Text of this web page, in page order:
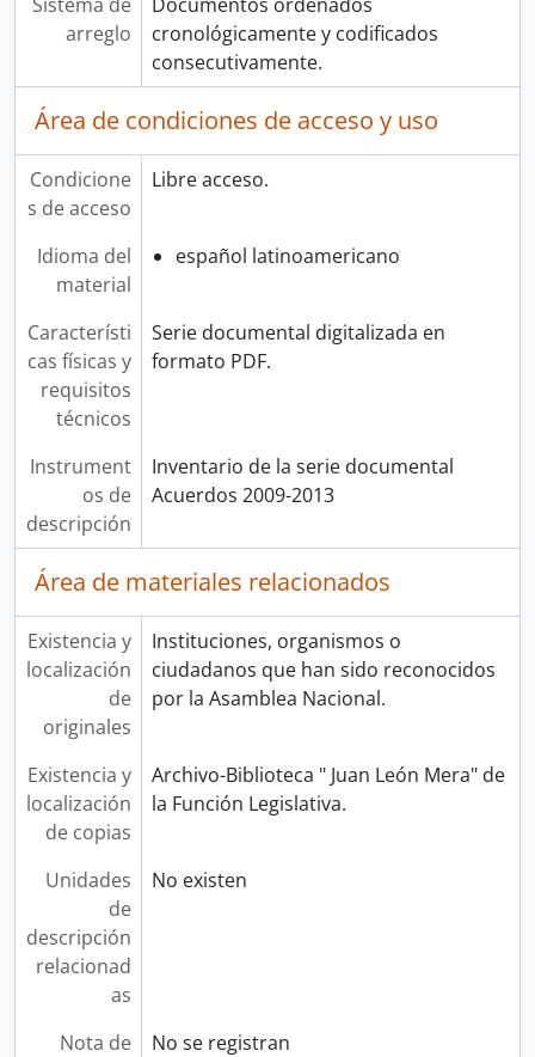
arreglo
cronológicamente y codificados
consecutivamente.
Área de condiciones de acceso y uso
Condicione
s de acceso
Libre acceso.
Idioma del
material
español latinoamericano
Característi
cas físicas y
requisitos
técnicos
Serie documental digitalizada en
formato PDF.
Instrument
os de
descripción
Inventario de la serie documental
Acuerdos 2009-2013
Área de materiales relacionados
Existencia y
localización
de
originales
Instituciones, organismos o
ciudadanos que han sido reconocidos
por la Asamblea Nacional.
Existencia y
localización
de copias
Archivo-Biblioteca " Juan León Mera" de
la Función Legislativa.
Unidades
de
descripción
relacionad
as
No existen
Nota de
No se registran